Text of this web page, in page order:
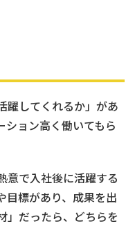
躍してくれるか」があ
ション高く働いてもら
意で入社後に活躍する
目標があり、成果を出
」だったら、どちらを